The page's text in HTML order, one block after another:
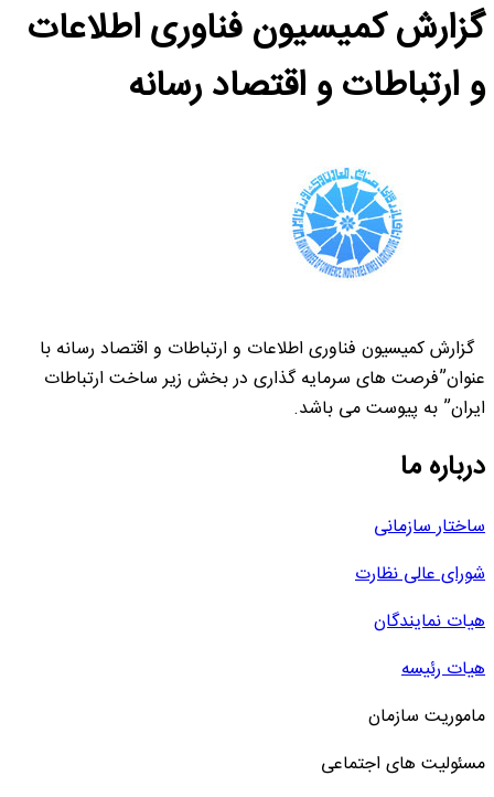
گزارش کمیسیون فناوری اطلاعات
و ارتباطات و اقتصاد رسانه
گزارش کمیسیون فناوری اطلاعات و ارتباطات و اقتصاد رسانه با
عنوان”فرصت های سرمایه گذاری در بخش زیر ساخت ارتباطات
ایران” به پیوست می باشد.
درباره ما
ساختار سازمانی
شورای عالی نظارت
هیات نمایندگان
هیات رئیسه
ماموریت سازمان
مسئولیت های اجتماعی